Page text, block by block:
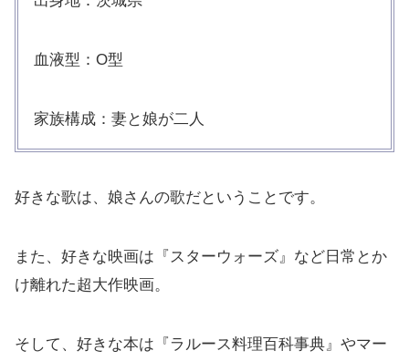
血液型：O型
家族構成：妻と娘が二人
好きな歌は、娘さんの歌だということです。
また、好きな映画は『スターウォーズ』など日常とか
け離れた超大作映画。
そして、好きな本は『ラルース料理百科事典』やマー